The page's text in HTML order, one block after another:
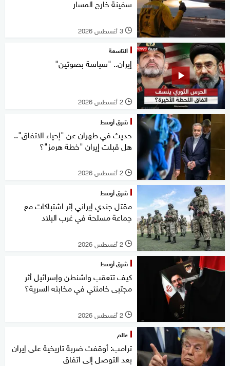
سفينة خارج المسار
l 3 أغسطس 2026
التاسعة
إيران.. "سياسة بصوتين"
l 2 أغسطس 2026
شرق أوسط
حديث في طهران عن "إحياء الاتفاق"..
هل قبلت إيران "خطة هرمز"؟
l 2 أغسطس 2026
شرق أوسط
مقتل جندي إيراني إثر اشتباكات مع
جماعة مسلحة في غرب البلاد
l 2 أغسطس 2026
شرق أوسط
كيف تتعقب واشنطن وإسرائيل أثر
مجتبى خامنئي في مخابئه السرية؟
l 2 أغسطس 2026
عالم
ترامب: أوقفت ضربة تاريخية على إيران
بعد التوصل إلى اتفاق